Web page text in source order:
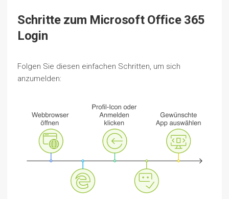
Schritte zum Microsoft Office 365
Login
Folgen Sie diesen einfachen Schritten, um sich
anzumelden: